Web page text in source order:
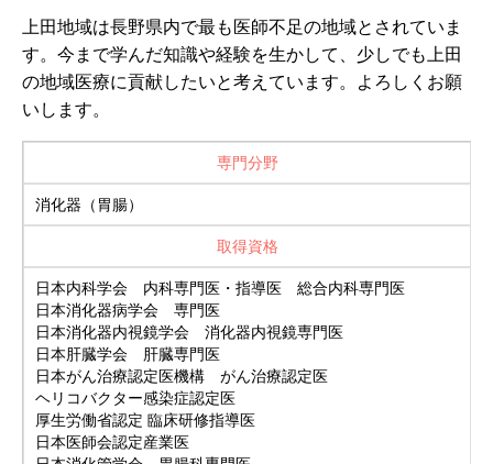
上田地域は長野県内で最も医師不足の地域とされていま
す。今まで学んだ知識や経験を生かして、少しでも上田
の地域医療に貢献したいと考えています。よろしくお願
いします。
専門分野
消化器（胃腸）
取得資格
日本内科学会 内科専門医・指導医 総合内科専門医
日本消化器病学会 専門医
日本消化器内視鏡学会 消化器内視鏡専門医
日本肝臓学会 肝臓専門医
日本がん治療認定医機構 がん治療認定医
ヘリコバクター感染症認定医
厚生労働省認定 臨床研修指導医
日本医師会認定産業医